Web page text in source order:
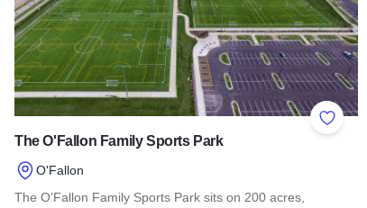
Add
The O'Fallon Family Sports Park
O'Fallon
The O’Fallon Family Sports Park sits on 200 acres,